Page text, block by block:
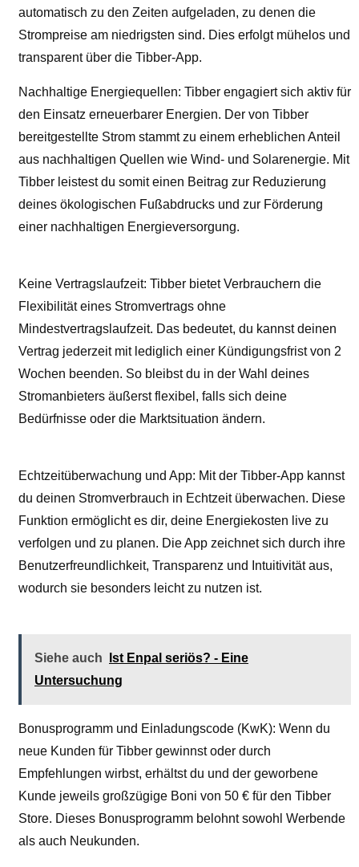
automatisch zu den Zeiten aufgeladen, zu denen die
Strompreise am niedrigsten sind. Dies erfolgt mühelos und
transparent über die Tibber-App.
Nachhaltige Energiequellen: Tibber engagiert sich aktiv für
den Einsatz erneuerbarer Energien. Der von Tibber
bereitgestellte Strom stammt zu einem erheblichen Anteil
aus nachhaltigen Quellen wie Wind- und Solarenergie. Mit
Tibber leistest du somit einen Beitrag zur Reduzierung
deines ökologischen Fußabdrucks und zur Förderung
einer nachhaltigen Energieversorgung.
Keine Vertragslaufzeit: Tibber bietet Verbrauchern die
Flexibilität eines Stromvertrags ohne
Mindestvertragslaufzeit. Das bedeutet, du kannst deinen
Vertrag jederzeit mit lediglich einer Kündigungsfrist von 2
Wochen beenden. So bleibst du in der Wahl deines
Stromanbieters äußerst flexibel, falls sich deine
Bedürfnisse oder die Marktsituation ändern.
Echtzeitüberwachung und App: Mit der Tibber-App kannst
du deinen Stromverbrauch in Echtzeit überwachen. Diese
Funktion ermöglicht es dir, deine Energiekosten live zu
verfolgen und zu planen. Die App zeichnet sich durch ihre
Benutzerfreundlichkeit, Transparenz und Intuitivität aus,
wodurch sie besonders leicht zu nutzen ist.
Siehe auch
Ist Enpal seriös? - Eine
Untersuchung
Bonusprogramm und Einladungscode (KwK): Wenn du
neue Kunden für Tibber gewinnst oder durch
Empfehlungen wirbst, erhältst du und der geworbene
Kunde jeweils großzügige Boni von 50 € für den Tibber
Store. Dieses Bonusprogramm belohnt sowohl Werbende
als auch Neukunden.